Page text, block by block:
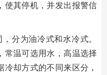
使其停机，并发出报警信
分为油冷式和水冷式。
常温可选用水，高温选择
却方式的不同来区分，